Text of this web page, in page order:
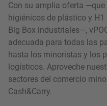
Con su amplia oferta
higiénicos de plástico y
Big Box industriales—,
adecuada para todas las
hasta los minoristas y los
logísticos. Aproveche
sectores del comercio
Cash&Carry.